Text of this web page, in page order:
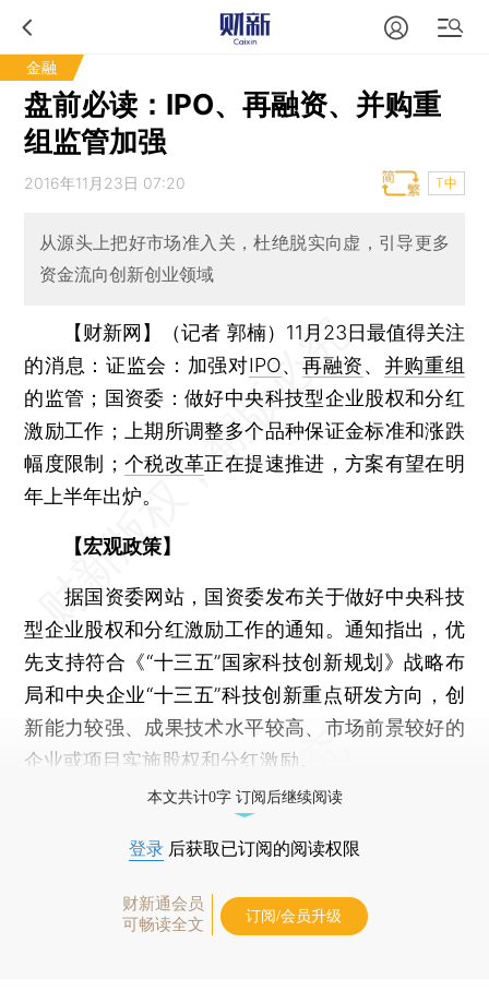
金融
盘前必读：IPO、再融资、并购重
组监管加强
2016年11月23日 07:20 T中
从源头上把好市场准入关，杜绝脱实向虚，引导更多
资金流向创新创业领域
【财新网】（记者 郭楠） 11月23日最值得关注
的消息：证监会：加强对IPO、 再融资、 并购重组
的监管；国资委：做好中央科技型企业股权和分红
激励工作；上期所调整多个品种保证金标准和涨跌
幅度限制； 个税改革正在提速推进，方案有望在明
年上半年出炉。
【宏观政策】
据国资委网站，国资委发布关于做好中央科技
型企业股权和分红激励工作的通知。通知指出，优
先支持符合《“十三五”国家科技创新规划》战略布
局和中央企业“十三五”科技创新重点研发方向，创
新能力较强、成果技术水平较高、市场前景较好的
企业或项目实施股权和分红激励。
本文共计0字 订阅后继续阅读
登录 后获取已订阅的阅读权限
财新通会员
可畅读全文
订阅/会员升级